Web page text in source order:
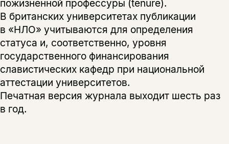
пожизненной профессуры (tenure).
В британских университетах публикации
в «НЛО» учитываются для определения
статуса и, соответственно, уровня
государственного финансирования
славистических кафедр при национальной
аттестации университетов.
Печатная версия журнала выходит шесть раз
в год.